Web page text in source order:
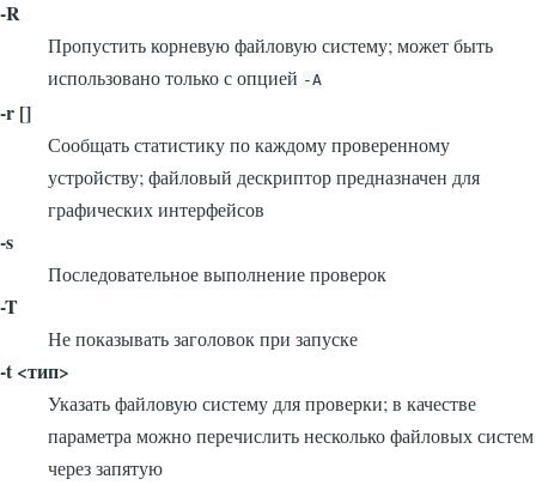
-R
Пропустить корневую файловую систему; может быть
использовано только с опцией -A
-r []
Сообщать статистику по каждому проверенному
устройству; файловый дескриптор предназначен для
графических интерфейсов
-s
Последовательное выполнение проверок
-T
Не показывать заголовок при запуске
-t <тип>
Указать файловую систему для проверки; в качестве
параметра можно перечислить несколько файловых систем
через запятую